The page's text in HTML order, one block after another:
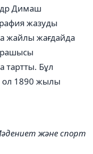
Димаш
жазуды
жайлы жағдайда
тартты. Бұл
ол 1890 жылы
және спорт